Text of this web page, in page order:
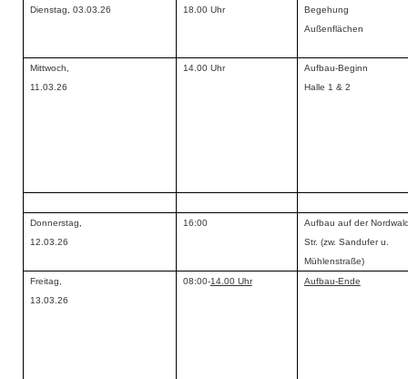
Dienstag, 03.03.26 18.00 Uhr
Begehung
Außenflächen
Mittwoch,
11.03.26
14.00 Uhr
Aufbau-Beginn
Halle 1 & 2
Donnerstag,
12.03.26
16:00
Aufbau auf der
Str. (zw. Sandufer u.
Mühlenstraße)
Freitag,
13.03.26
08:00-14.00 Uhr Aufbau-Ende